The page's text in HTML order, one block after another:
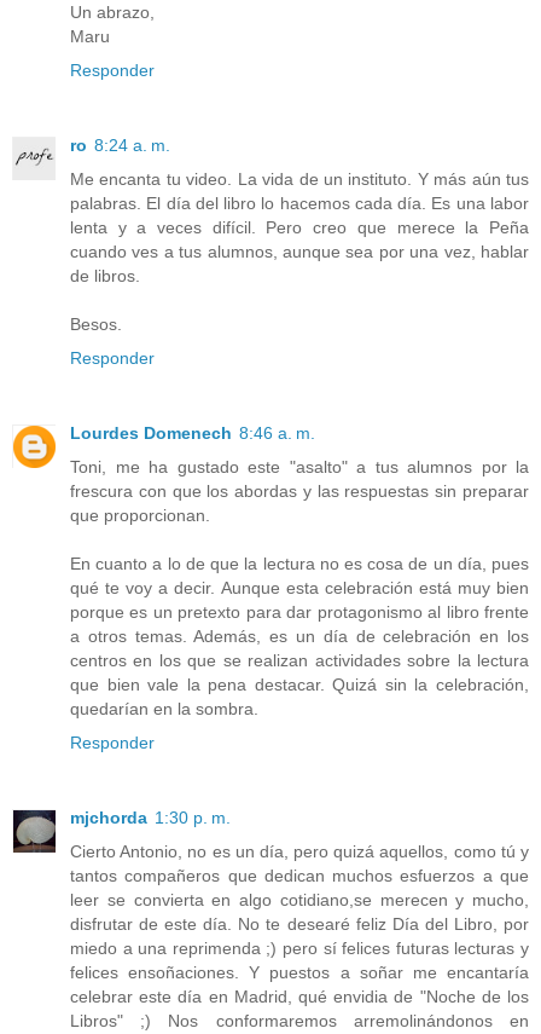
Un abrazo,
Maru
Responder
ro 8:24 a. m.
Me encanta tu video. La vida de un instituto. Y más aún tus
palabras. El día del libro lo hacemos cada día. Es una labor
lenta y a veces difícil. Pero creo que merece la Peña
cuando ves a tus alumnos, aunque sea por una vez, hablar
de libros.
Besos.
Responder
Lourdes Domenech 8:46 a. m.
Toni, me ha gustado este "asalto" a tus alumnos por la
frescura con que los abordas y las respuestas sin preparar
que proporcionan.
En cuanto a lo de que la lectura no es cosa de un día, pues
qué te voy a decir. Aunque esta celebración está muy bien
porque es un pretexto para dar protagonismo al libro frente
a otros temas. Además, es un día de celebración en los
centros en los que se realizan actividades sobre la lectura
que bien vale la pena destacar. Quizá sin la celebración,
quedarían en la sombra.
Responder
mjchorda 1:30 p. m.
Cierto Antonio, no es un día, pero quizá aquellos, como tú y
tantos compañeros que dedican muchos esfuerzos a que
leer se convierta en algo cotidiano,se merecen y mucho,
disfrutar de este día. No te desearé feliz Día del Libro, por
miedo a una reprimenda ;) pero sí felices futuras lecturas y
felices ensoñaciones. Y puestos a soñar me encantaría
celebrar este día en Madrid, qué envidia de "Noche de los
Libros" ;) Nos conformaremos arremolinándonos en